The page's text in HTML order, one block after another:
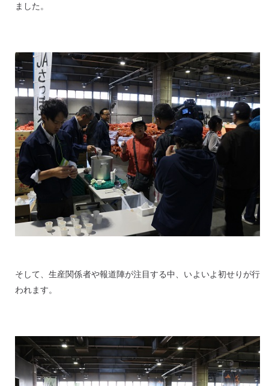
ました。
そして、生産関係者や報道陣が注目する中、いよいよ初せりが行
われます。